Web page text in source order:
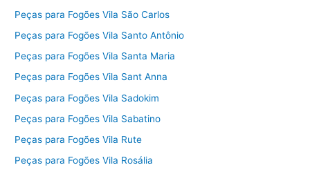
Peças para Fogões Vila São Carlos
Peças para Fogões Vila Santo Antônio
Peças para Fogões Vila Santa Maria
Peças para Fogões Vila Sant Anna
Peças para Fogões Vila Sadokim
Peças para Fogões Vila Sabatino
Peças para Fogões Vila Rute
Peças para Fogões Vila Rosália